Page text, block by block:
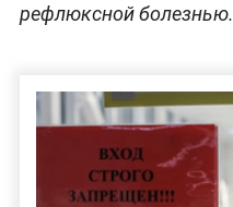
рефлюксной болезнью.